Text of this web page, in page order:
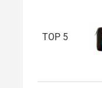
TOP 5